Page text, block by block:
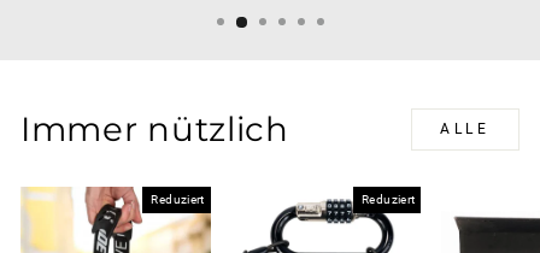
Immer nützlich ALLE
Reduziert Reduziert